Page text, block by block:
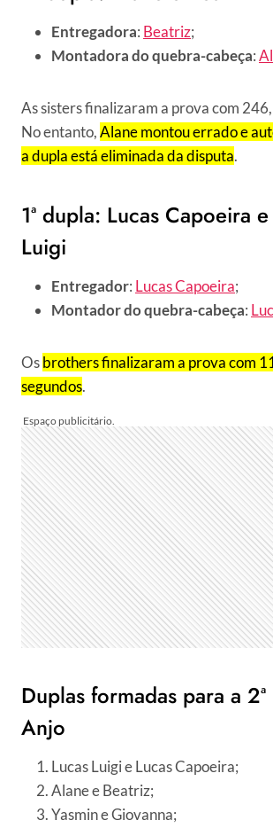
Entregadora: Beatriz;
Montadora do quebra-cabeça:
As sisters finalizaram a prova com
No entanto,Alane montou errado e
a dupla está eliminada da disputa.
1ª dupla: Lucas Capoeira
Luigi
Entregador: Lucas Capoeira;
Montador do quebra-cabeça:
Osbrothers finalizaram a prova com
segundos.
Duplas formadas para a
Anjo
Lucas Luigi e Lucas Capoeira;
Alane e Beatriz;
Yasmin e Giovanna;